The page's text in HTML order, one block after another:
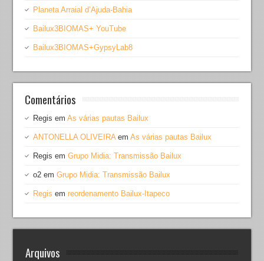
Planeta Arraial d’Ajuda-Bahia
Bailux3BIOMAS+ YouTube
Bailux3BIOMAS+GypsyLab8
Comentários
Regis emAs várias pautas Bailux
ANTONELLA OLIVEIRAemAs várias pautas Bailux
Regis emGrupo Midia: Transmissão Bailux
o2 emGrupo Midia: Transmissão Bailux
Regis emreordenamento Bailux-Itapeco
Arquivos